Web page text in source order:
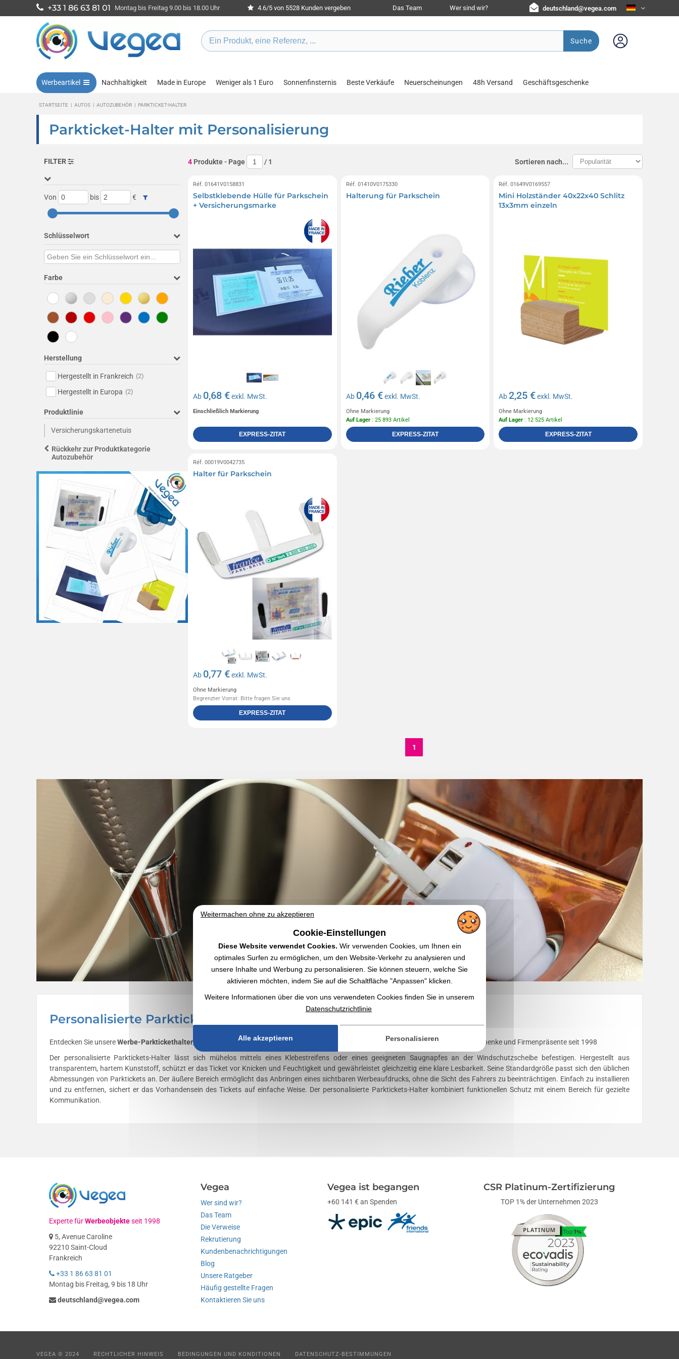
+33 1 86 63 81 01 Montag bis Freitag 9.00 bis 18.00 Uhr 4.6/5 von 5528 Kunden vergeben Das Team Wer sind wir? deutschland@vegea.com
Suche
Werbeartikel Nachhaltigkeit Made in Europe Weniger als 1 Euro Sonnenfinsternis Beste Verkäufe Neuerscheinungen 48h Versand Geschäftsgeschenke
STARTSEITE | AUTOS | AUTOZUBEHÖR | PARKTICKET-HALTER
Parkticket-Halter mit Personalisierung
Personalisierte Parkticket-Halter mit Logo | Großhändler
Entdecken Sie unsereWerbe-Parktickethalter, personalisierbar mit Ihrem Logo ✔️ Autozubehör ✔️ Großhändler für Werbeartikel, Werbegeschenke und Firmenpräsente seit 1998
Der personalisierte Parktickets-Halter lässt sich mühelos mittels eines Klebestreifens oder eines geeigneten Saugnapfes an der Windschutzscheibe befestigen. Hergestellt aus
transparentem, hartem Kunststoff, schützt er das Ticket vor Knicken und Feuchtigkeit und gewährleistet gleichzeitig eine klare Lesbarkeit. Seine Standardgröße passt sich den üblichen
Abmessungen von Parktickets an. Der äußere Bereich ermöglicht das Anbringen eines sichtbaren Werbeaufdrucks, ohne die Sicht des Fahrers zu beeinträchtigen. Einfach zu installieren
und zu entfernen, sichert er das Vorhandensein des Tickets auf einfache Weise. Der personalisierte Parktickets-Halter kombiniert funktionellen Schutz mit einem Bereich für gezielte
Kommunikation.
FILTER
Von bis €
Schlüsselwort
Farbe
Herstellung
Hergestellt in Frankreich (2)
Hergestellt in Europa (2)
Produktlinie
Versicherungskartenetuis
Rückkehr zur Produktkategorie
Autozubehör
4 Produkte - Page / 1 Sortieren nach...
Réf. 01641V0158831
Selbstklebende Hülle für Parkschein
+ Versicherungsmarke
Ab 0,68 €exkl. MwSt.
Einschließlich Markierung
EXPRESS-ZITAT
Réf. 01410V0175330
Halterung für Parkschein
Ab 0,46 €exkl. MwSt.
Ohne Markierung
Auf Lager: 25 893 Artikel
EXPRESS-ZITAT
Réf. 01649V0169557
Mini Holzständer 40x22x40 Schlitz
13x3mm einzeln
Ab2,25 €exkl. MwSt.
Ohne Markierung
Auf Lager : 12 525 Artikel
EXPRESS-ZITAT
Réf. 00019V0042735
Halter für Parkschein
Ab 0,77 €exkl. MwSt.
Ohne Markierung
Begrenzter Vorrat: Bitte fragen Sie uns
EXPRESS-ZITAT
1
Experte fürWerbeobjekteseit 1998
5, Avenue Caroline
92210 Saint-Cloud
Frankreich
+33 1 86 63 81 01
Montag bis Freitag, 9 bis 18 Uhr
deutschland@vegea.com
Vegea
Wer sind wir?
Das Team
Die Verweise
Rekrutierung
Kundenbenachrichtigungen
Blog
Unsere Ratgeber
Häufig gestellte Fragen
Kontaktieren Sie uns
Vegea ist begangen
+60 141 € an Spenden
CSR Platinum-Zertifizierung
TOP 1% der Unternehmen 2023
VEGEA © 2024 RECHTLICHER HINWEIS BEDINGUNGEN UND KONDITIONEN DATENSCHUTZ-BESTIMMUNGEN
Weitermachen ohne zu akzeptieren
Cookie-Einstellungen
Diese Website verwendet Cookies. Wir verwenden Cookies, um Ihnen ein
optimales Surfen zu ermöglichen, um den Website-Verkehr zu analysieren und
unsere Inhalte und Werbung zu personalisieren. Sie können steuern, welche Sie
aktivieren möchten, indem Sie auf die Schaltfläche "Anpassen" klicken.
Weitere Informationen über die von uns verwendeten Cookies finden Sie in unserem
Datenschutzrichtlinie
Alle akzeptieren Personalisieren